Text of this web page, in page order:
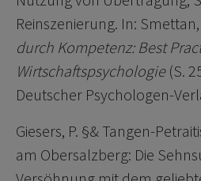
Reinszenierung. In:
durch Kompetenz: Best
Wirtschaftspsychologie(S.
Deutscher Psychologen-
Giesers, P. §& Tangen-
am Obersalzberg: Die